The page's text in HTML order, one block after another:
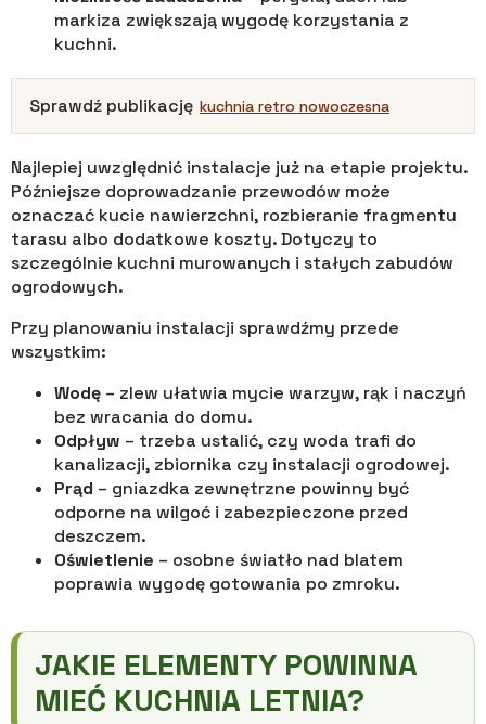
markiza zwiększają wygodę korzystania z
kuchni.
Sprawdź publikację kuchnia retro nowoczesna
Najlepiej uwzględnić instalacje już na etapie projektu.
Późniejsze doprowadzanie przewodów może
oznaczać kucie nawierzchni, rozbieranie fragmentu
tarasu albo dodatkowe koszty. Dotyczy to
szczególnie kuchni murowanych i stałych zabudów
ogrodowych.
Przy planowaniu instalacji sprawdźmy przede
wszystkim:
Wodę – zlew ułatwia mycie warzyw, rąk i naczyń
bez wracania do domu.
Odpływ – trzeba ustalić, czy woda trafi do
kanalizacji, zbiornika czy instalacji ogrodowej.
Prąd – gniazdka zewnętrzne powinny być
odporne na wilgoć i zabezpieczone przed
deszczem.
Oświetlenie – osobne światło nad blatem
poprawia wygodę gotowania po zmroku.
JAKIE ELEMENTY POWINNA
MIEĆ KUCHNIA LETNIA?